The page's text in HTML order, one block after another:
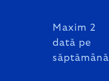
Maxim 2
dată pe
săptămână